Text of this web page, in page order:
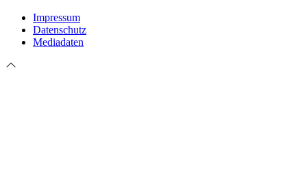
Impressum
Datenschutz
Mediadaten